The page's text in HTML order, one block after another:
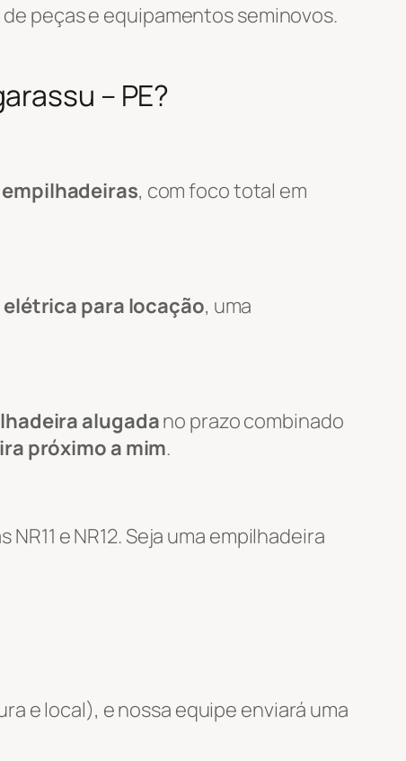
de peças e equipamentos seminovos.
– PE?
, com foco total em
para locação, uma
alugadano prazo combinado
próximo a mim.
e NR12. Seja uma empilhadeira
e local), e nossa equipe enviará uma